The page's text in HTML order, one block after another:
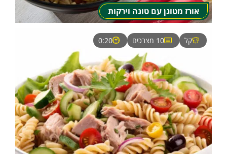
אורז מטוגן עם טונה וירקות
קל 10 מצרכים 0:20